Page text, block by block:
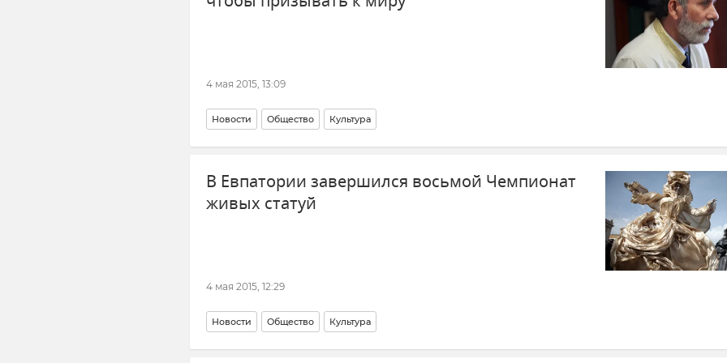
4 мая 2015, 13:09
Новости Общество Культура
В Евпатории завершился восьмой Чемпионат
живых статуй
4 мая 2015, 12:29
Новости Общество Культура